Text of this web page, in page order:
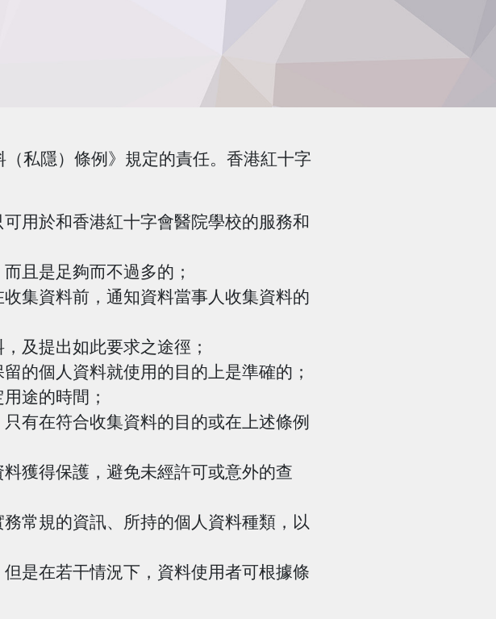
私隱）條例》規定的責任。香港紅十字
用於和香港紅十字會醫院學校的服務和
且是足夠而不過多的；
集資料前，通知資料當事人收集資料的
及提出如此要求之途徑；
的個人資料就使用的目的上是準確的；
途的時間；
有在符合收集資料的目的或在上述條例
獲得保護，避免未經許可或意外的查
常規的資訊、所持的個人資料種類，以
是在若干情況下，資料使用者可根據條